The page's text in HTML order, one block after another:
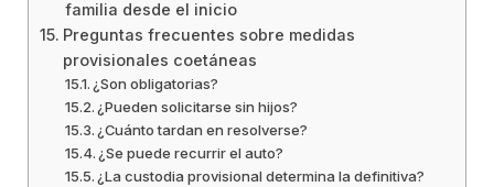
familia desde el inicio
Preguntas frecuentes sobre medidas
provisionales coetáneas
¿Son obligatorias?
¿Pueden solicitarse sin hijos?
¿Cuánto tardan en resolverse?
¿Se puede recurrir el auto?
¿La custodia provisional determina la definitiva?